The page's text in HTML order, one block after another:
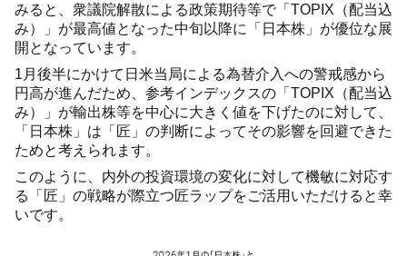
みると、衆議院解散による政策期待等で「TOPIX（配当込
み）」が最高値となった中旬以降に「日本株」が優位な展
開となっています。
1月後半にかけて日米当局による為替介入への警戒感から
円高が進んだため、参考インデックスの「TOPIX（配当込
み）」が輸出株等を中心に大きく値を下げたのに対して、
「日本株」は「匠」の判断によってその影響を回避できた
ためと考えられます。
このように、内外の投資環境の変化に対して機敏に対応す
る「匠」の戦略が際立つ匠ラップをご活用いただけると幸
いです。